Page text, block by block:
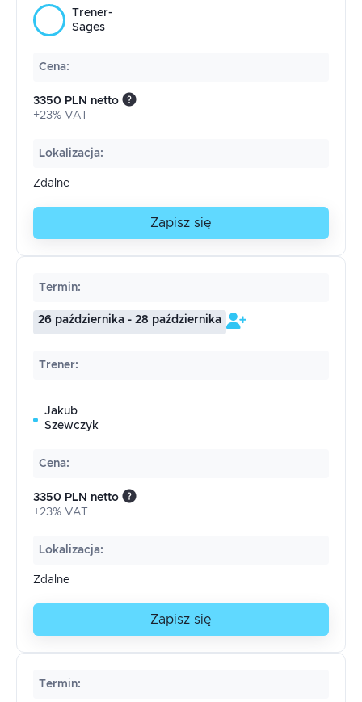
Trener-
Sages
Cena:
3350 PLN netto
+23% VAT
Lokalizacja:
Zdalne
Zapisz się
Termin:
26 października - 28 października
Trener:
Jakub
Szewczyk
Cena:
3350 PLN netto
+23% VAT
Lokalizacja:
Zdalne
Zapisz się
Termin: